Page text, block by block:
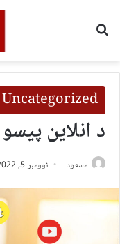
Uncategorized
د انلاین
مسعود نوومبر 5, 2022